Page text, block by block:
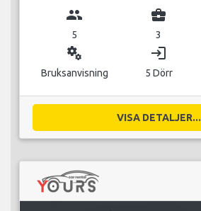
group
5
business_center
3
miscellaneous_services
Bruksanvisning
login
5 Dörr
VISA DETALJER...